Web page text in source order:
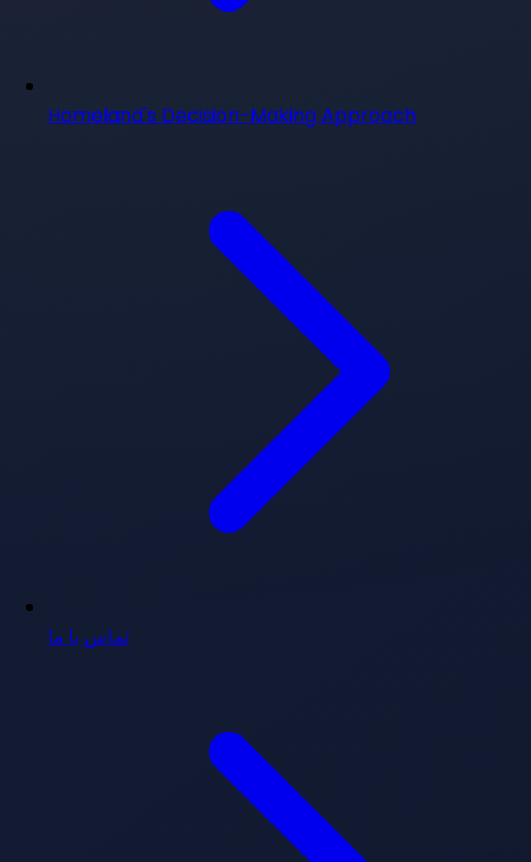
Homeland's Decision-Making Approach
تماس با ما